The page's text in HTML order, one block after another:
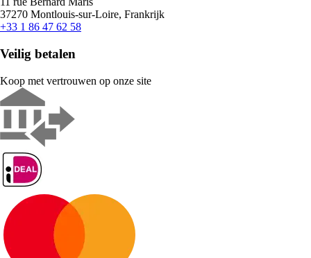
37270 Montlouis-sur-Loire, Frankrijk
+33 1 86 47 62 58
Veilig betalen
Koop met vertrouwen op onze site